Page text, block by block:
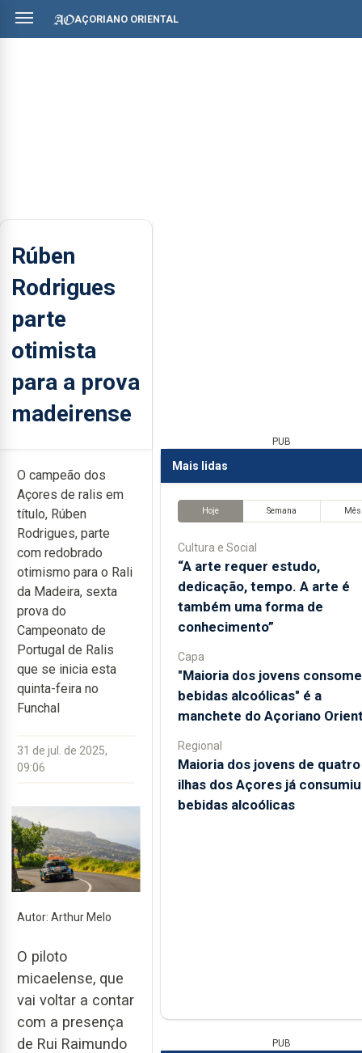
AÇORIANO ORIENTAL
Rúben
Rodrigues
parte
otimista
para a prova
madeirense
O campeão dos
Açores de ralis em
título, Rúben
Rodrigues, parte
com redobrado
otimismo para o Rali
da Madeira, sexta
prova do
Campeonato de
Portugal de Ralis
que se inicia esta
quinta-feira no
Funchal
31 de jul. de 2025,
09:06
Autor: Arthur Melo
O piloto
micaelense, que
vai voltar a contar
com a presença
de Rui Raimundo
PUB
Mais lidas
Hoje Semana Mês
Cultura e Social
“A arte requer estudo,
dedicação, tempo. A arte é
também uma forma de
conhecimento”
Capa
"Maioria dos jovens consome
bebidas alcoólicas" é a
manchete do Açoriano
Regional
Maioria dos jovens de quatro
ilhas dos Açores já consumiu
bebidas alcoólicas
PUB